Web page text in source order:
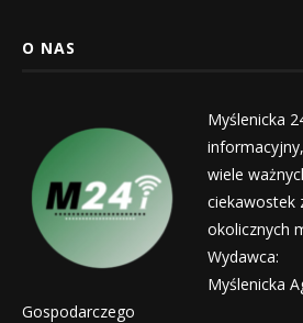
O NAS
Myślenicka
wiele
ciekawostek
okolicznych
Wydawca:
Myślenicka
Gospodarczego